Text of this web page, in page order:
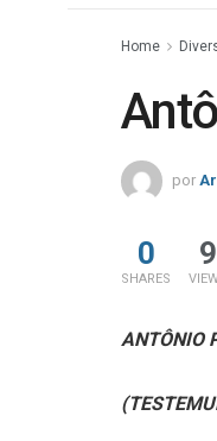
Home
por
0
SHARES
9
ANTÔNIO